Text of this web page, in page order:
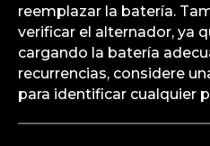
reemplazar la batería.
verificar el alternador, ya
cargando la batería
recurrencias, considere
para identificar cualquier